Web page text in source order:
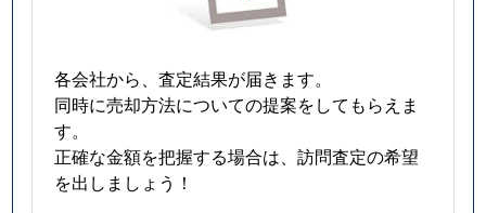
各会社から、査定結果が届きます。
同時に売却方法についての提案をしてもらえま
す。
正確な金額を把握する場合は、訪問査定の希望
を出しましょう！